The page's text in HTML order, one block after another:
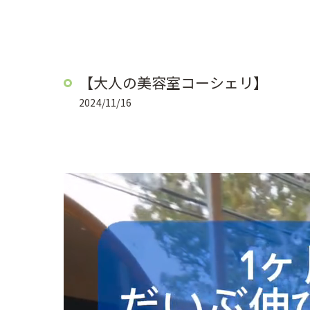
【大人の美容室コーシェリ】
2024/11/16